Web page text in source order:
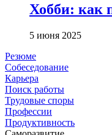
Хобби: как
5 июня 2025
Резюме
Собеседование
Карьера
Поиск работы
Трудовые споры
Профессии
Продуктивность